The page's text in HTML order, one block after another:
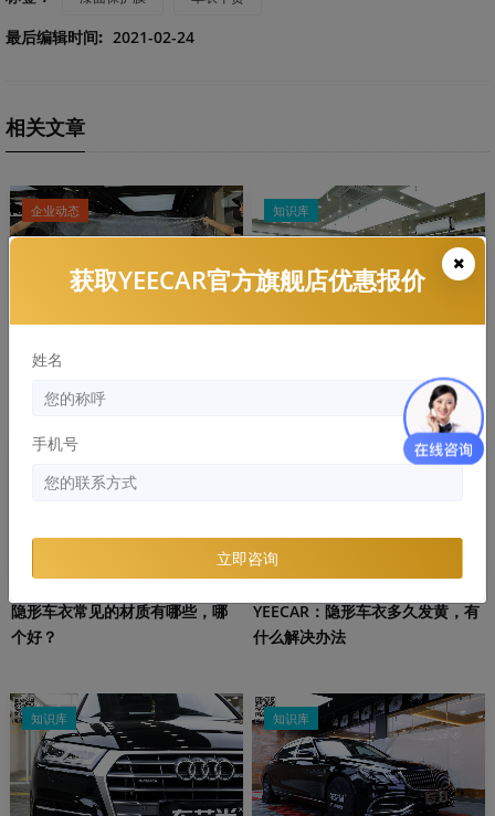
最后编辑时间: 2021-02-24
相关文章
企业动态
贴隐形车衣需要多久？时间长
知识库
知识库
隐形车衣常见的材质有哪些，哪
个好？
YEECAR：隐形车衣多久发黄，有
什么解决办法
知识库 知识库
获取YEECAR官方旗舰店优惠报价
姓名
手机号
立即咨询